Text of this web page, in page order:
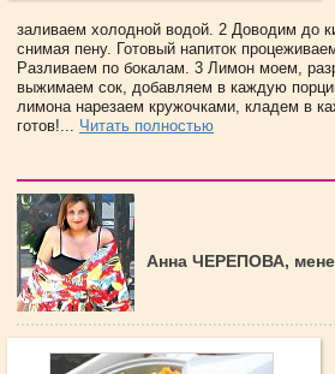
заливаем холодной водой. 2 Доводим до
снимая пену. Готовый напиток
Разливаем по бокалам. 3 Лимон моем,
выжимаем сок, добавляем в каждую
лимона нарезаем кружочками, кладем в
готов!... Читать полностью
Анна ЧЕРЕПОВА,